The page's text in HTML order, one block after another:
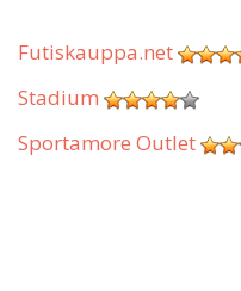
Futiskauppa.net
Stadium
Sportamore Outlet